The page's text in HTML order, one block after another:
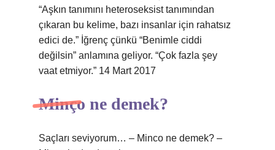
“Aşkın tanımını heteroseksist tanımından
çıkaran bu kelime, bazı insanlar için rahatsız
edici de.” İğrenç çünkü “Benimle ciddi
değilsin” anlamına geliyor. “Çok fazla şey
vaat etmiyor.” 14 Mart 2017
Minço ne demek?
Saçları seviyorum… – Minco ne demek? –